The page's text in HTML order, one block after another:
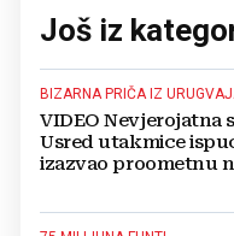
Još iz
BIZARNA PRIČA IZ
VIDEO Nevjerojatna
Usred utakmice
izazvao proometnu